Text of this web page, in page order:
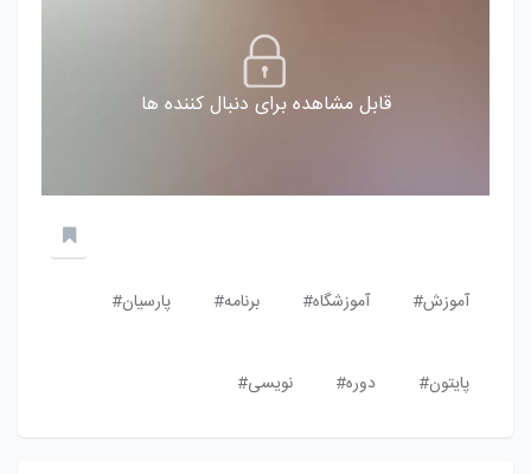
قابل مشاهده برای دنبال کننده ها
آموزش# آموزشگاه# برنامه# پارسیان#
پایتون# دوره# نویسی#